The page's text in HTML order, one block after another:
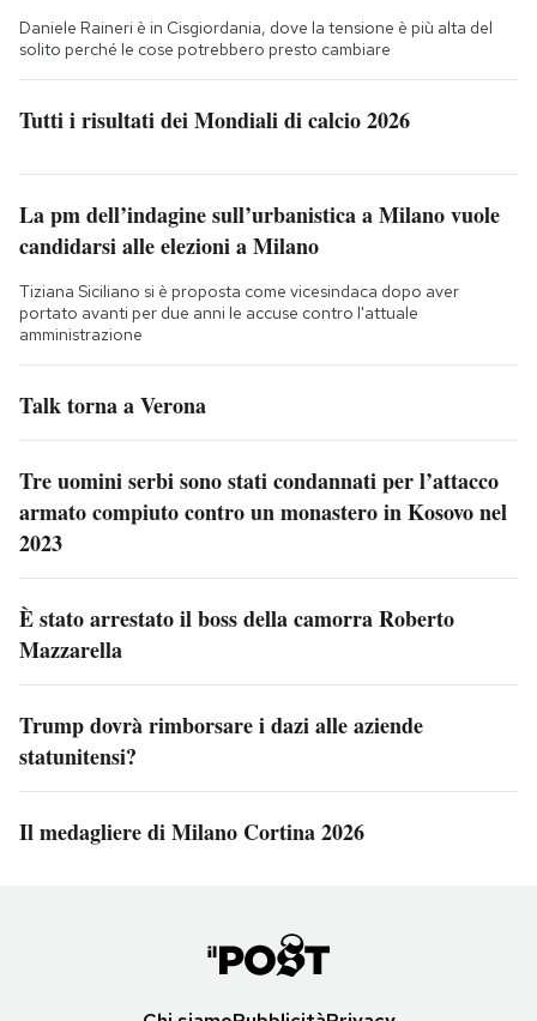
Daniele Raineri è in Cisgiordania, dove la tensione è più alta del
solito perché le cose potrebbero presto cambiare
Tutti i risultati dei Mondiali di calcio 2026
La pm dell’indagine sull’urbanistica a Milano vuole
candidarsi alle elezioni a Milano
Tiziana Siciliano si è proposta come vicesindaca dopo aver
portato avanti per due anni le accuse contro l'attuale
amministrazione
Talk torna a Verona
Tre uomini serbi sono stati condannati per l’attacco
armato compiuto contro un monastero in Kosovo nel
2023
È stato arrestato il boss della camorra Roberto
Mazzarella
Trump dovrà rimborsare i dazi alle aziende
statunitensi?
Il medagliere di Milano Cortina 2026